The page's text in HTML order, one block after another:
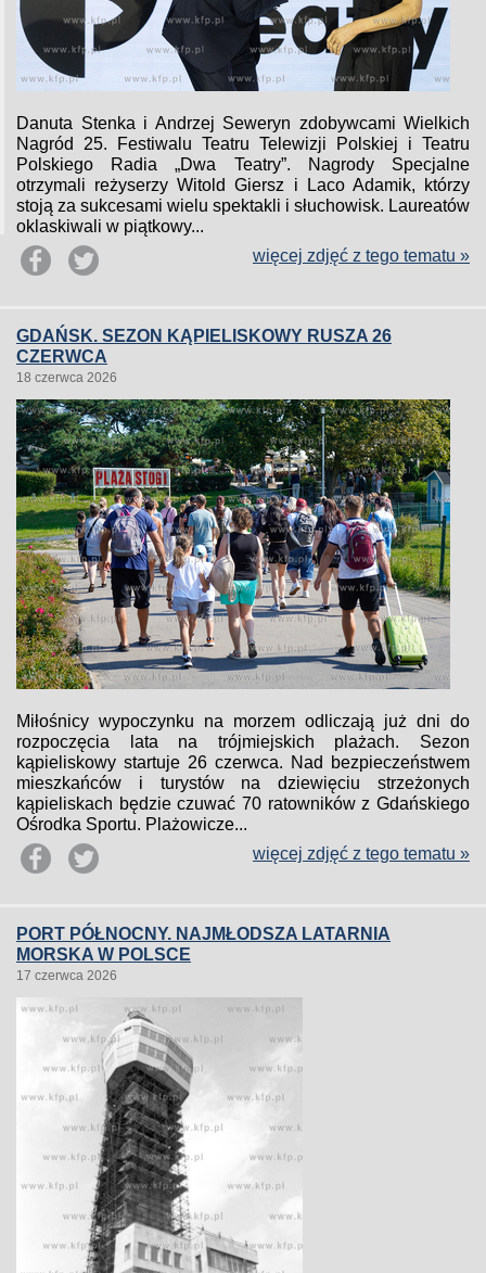
Danuta Stenka i Andrzej Seweryn zdobywcami Wielkich
Nagród 25. Festiwalu Teatru Telewizji Polskiej i Teatru
Polskiego Radia „Dwa Teatry”. Nagrody Specjalne
otrzymali reżyserzy Witold Giersz i Laco Adamik, którzy
stoją za sukcesami wielu spektakli i słuchowisk. Laureatów
oklaskiwali w piątkowy...
więcej zdjęć z tego tematu »
GDAŃSK. SEZON KĄPIELISKOWY RUSZA 26
CZERWCA
18 czerwca 2026
Miłośnicy wypoczynku na morzem odliczają już dni do
rozpoczęcia lata na trójmiejskich plażach. Sezon
kąpieliskowy startuje 26 czerwca. Nad bezpieczeństwem
mieszkańców i turystów na dziewięciu strzeżonych
kąpieliskach będzie czuwać 70 ratowników z Gdańskiego
Ośrodka Sportu. Plażowicze...
więcej zdjęć z tego tematu »
PORT PÓŁNOCNY. NAJMŁODSZA LATARNIA
MORSKA W POLSCE
17 czerwca 2026